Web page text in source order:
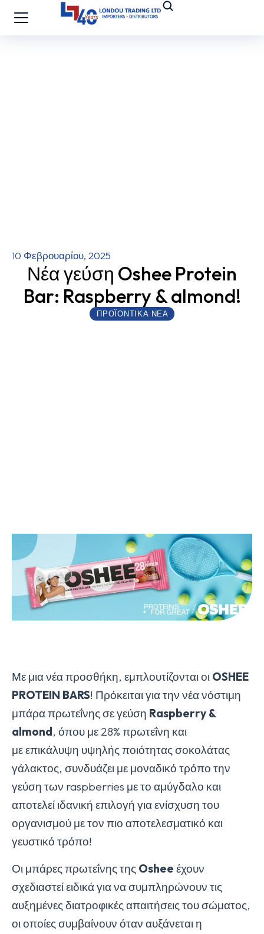
10 Φεβρουαρίου, 2025
Νέα γεύση Oshee Protein
Bar: Raspberry & almond!
ΠΡΟΪΟΝΤΙΚΆ ΝΈΑ
Με μια νέα προσθήκη, εμπλουτίζονται οι OSHEE
PROTEIN BARS! Πρόκειται για την νέα νόστιμη
μπάρα πρωτεΐνης σε γεύση Raspberry &
almond, όπου με 28% πρωτεΐνη και
με επικάλυψη υψηλής ποιότητας σοκολάτας
γάλακτος, συνδυάζει με μοναδικό τρόπο την
γεύση των raspberries με το αμύγδαλο και
αποτελεί ιδανική επιλογή για ενίσχυση του
οργανισμού με τον πιο αποτελεσματικό και
γευστικό τρόπο!
Οι μπάρες πρωτεΐνης της Oshee έχουν
σχεδιαστεί ειδικά για να συμπληρώνουν τις
αυξημένες διατροφικές απαιτήσεις του σώματος,
οι οποίες συμβαίνουν όταν αυξάνεται η